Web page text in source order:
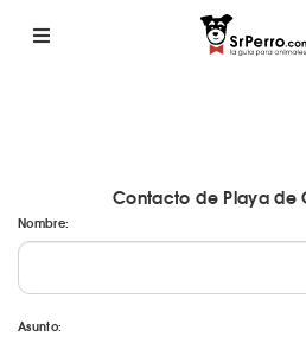
Contacto de Playa de
Nombre:
Asunto: